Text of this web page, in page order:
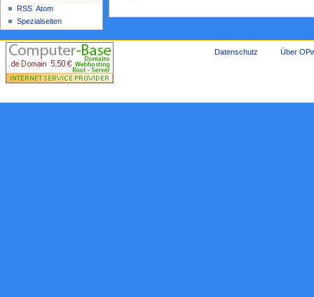
RSS Atom
Spezialseiten
Datenschutz Über